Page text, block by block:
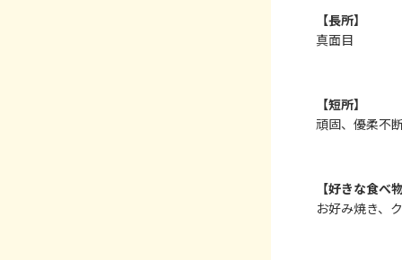
【長所】
真面目
【短所】
頑固、優柔不
【好きな食べ
お好み焼き、